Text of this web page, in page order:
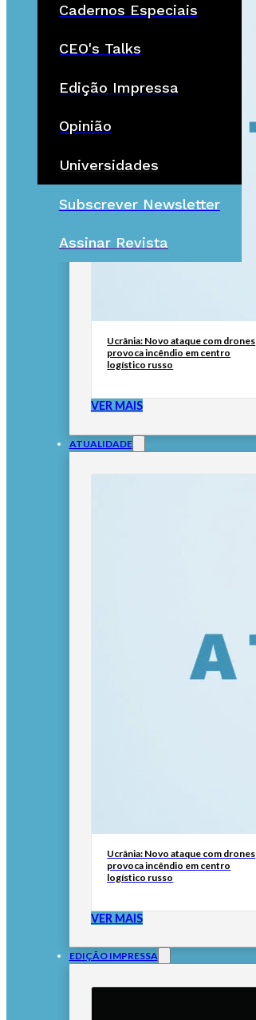
Cadernos Especiais
CEO's Talks
Edição Impressa
Opinião
Universidades
Subscrever Newsletter
Assinar Revista
Ucrânia: Novo ataque com drones
provoca incêndio em centro
logístico russo
VER MAIS
ATUALIDADE
Ucrânia: Novo ataque com drones
provoca incêndio em centro
logístico russo
VER MAIS
EDIÇÃO IMPRESSA